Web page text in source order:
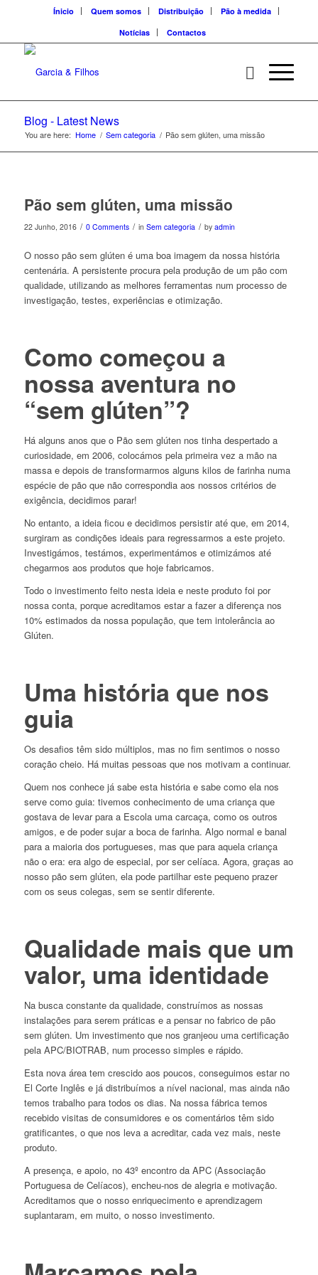
Ínicio Quem somos Distribuição
Pão à medida
Notícias
Contactos
Blog - Latest News
You are here: Home / Sem categoria / Pão sem glúten, uma missão
Pão sem glúten, uma missão
22 Junho, 2016 / 0 Comments / in Sem categoria / by admin
O nosso pão sem glúten é uma boa imagem da nossa história
centenária. A persistente procura pela produção de um pão com
qualidade, utilizando as melhores ferramentas num processo de
investigação, testes, experiências e otimização.
Como começou a
nossa aventura no
“sem glúten”?
Há alguns anos que o Pão sem glúten nos tinha despertado a
curiosidade, em 2006, colocámos pela primeira vez a mão na
massa e depois de transformarmos alguns kilos de farinha numa
espécie de pão que não correspondia aos nossos critérios de
exigência, decidimos parar!
No entanto, a ideia ficou e decidimos persistir até que, em 2014,
surgiram as condições ideais para regressarmos a este projeto.
Investigámos, testámos, experimentámos e otimizámos até
chegarmos aos produtos que hoje fabricamos.
Todo o investimento feito nesta ideia e neste produto foi por
nossa conta, porque acreditamos estar a fazer a diferença nos
10% estimados da nossa população, que tem intolerância ao
Glúten.
Uma história que nos
guia
Os desafios têm sido múltiplos, mas no fim sentimos o nosso
coração cheio. Há muitas pessoas que nos motivam a continuar.
Quem nos conhece já sabe esta história e sabe como ela nos
serve como guia: tivemos conhecimento de uma criança que
gostava de levar para a Escola uma carcaça, como os outros
amigos, e de poder sujar a boca de farinha. Algo normal e banal
para a maioria dos portugueses, mas que para aquela criança
não o era: era algo de especial, por ser celíaca. Agora, graças ao
nosso pão sem glúten, ela pode partilhar este pequeno prazer
com os seus colegas, sem se sentir diferente.
Qualidade mais que um
valor, uma identidade
Na busca constante da qualidade, construímos as nossas
instalações para serem práticas e a pensar no fabrico de pão
sem glúten. Um investimento que nos granjeou uma certificação
pela APC/BIOTRAB, num processo simples e rápido.
Esta nova área tem crescido aos poucos, conseguimos estar no
El Corte Inglês e já distribuímos a nível nacional, mas ainda não
temos trabalho para todos os dias. Na nossa fábrica temos
recebido visitas de consumidores e os comentários têm sido
gratificantes, o que nos leva a acreditar, cada vez mais, neste
produto.
A presença, e apoio, no 43º encontro da APC (Associação
Portuguesa de Celíacos), encheu-nos de alegria e motivação.
Acreditamos que o nosso enriquecimento e aprendizagem
suplantaram, em muito, o nosso investimento.